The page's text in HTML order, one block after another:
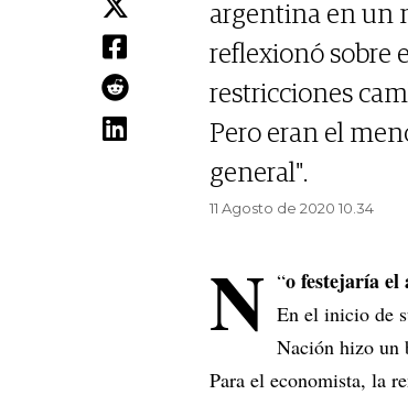
argentina en un
reflexionó sobre
restricciones
Pero eran el
general".
11 Agosto de 2020 10.34
“
N o festejaría el
En el inicio de
Nación hizo un
Para el economista, la